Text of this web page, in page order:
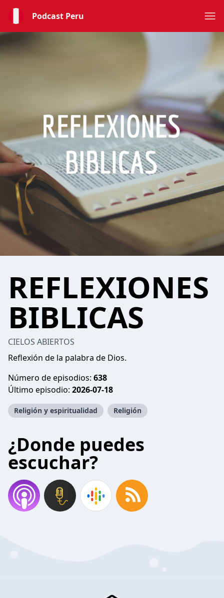
Podcast Peru
REFLEXIONES
BIBLICAS
CIELOS ABIERTOS
Reflexión de la palabra de Dios.
Número de episodios: 638
Último episodio: 2026-07-18
Religión y espiritualidad Religión
¿Donde puedes
escuchar?